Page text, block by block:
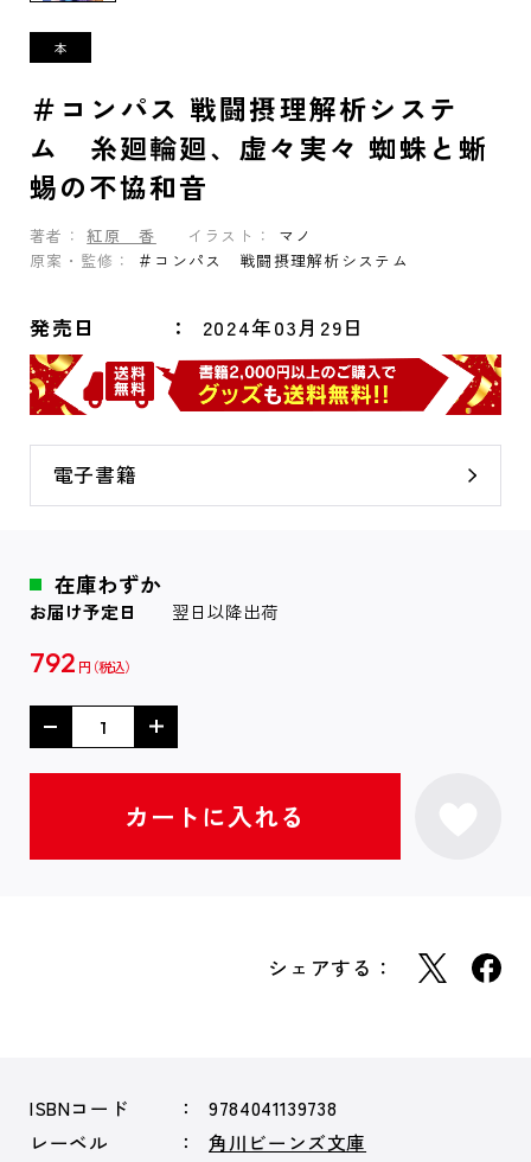
＃コンパス 戦闘摂理解析システ
ム 糸廻輪廻、虚々実々 蜘蛛と蜥
蜴の不協和音
著者： 紅原 香 イラスト：
マノ
原案・監修：
＃コンパス 戦闘摂理解析システム
発売日 2024年03月29日
電子書籍
在庫わずか
お届け予定日 翌日以降出荷
792 円
シェアする：
ISBNコード
9784041139738
レーベル
角川ビーンズ文庫